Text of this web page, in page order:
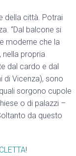
della città. Potrai
“Dal balcone si
moderne che la
nella propria
dal cardo e dal
di Vicenza), sono
sorgono cupole
o di palazzi –
da questo
!